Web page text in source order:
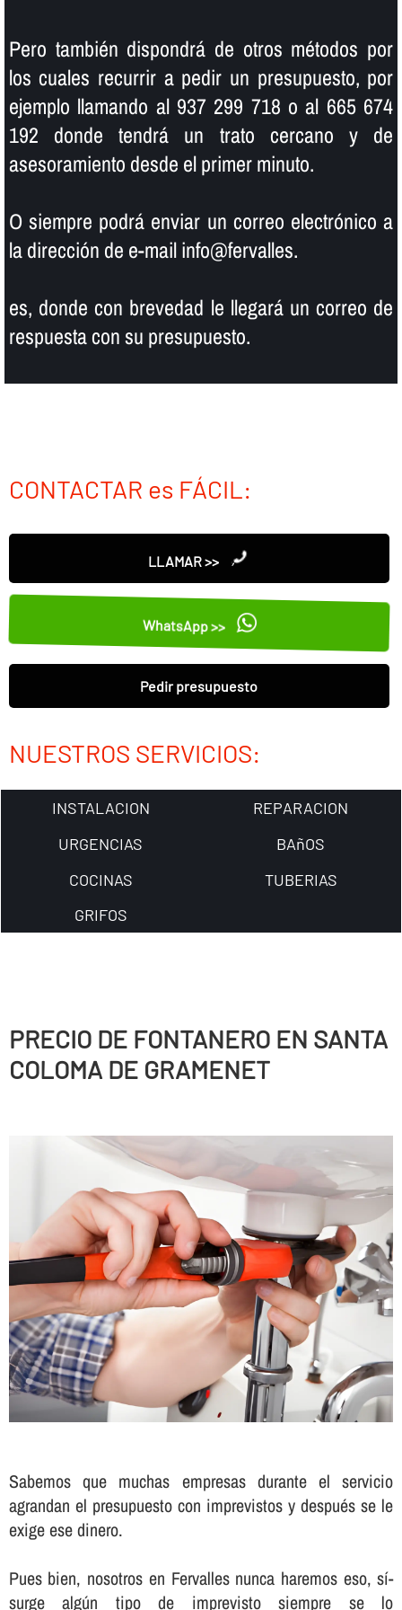
Pero también dispondrá de otros métodos por
los cuales recurrir a pedir un presupuesto, por
ejemplo llamando al 937 299 718 o al 665 674
192 donde tendrá un trato cercano y de
asesoramiento desde el primer minuto.
O siempre podrá enviar un correo electrónico a
la dirección de e-mail info@fervalles.
es, donde con brevedad le llegará un correo de
respuesta con su presupuesto.
CONTACTAR es FÁCIL:
LLAMAR >>
WhatsApp >>
Pedir presupuesto
NUESTROS SERVICIOS:
INSTALACION
REPARACION
URGENCIAS
BAñOS
COCINAS
TUBERIAS
GRIFOS
PRECIO DE FONTANERO EN SANTA
COLOMA DE GRAMENET
Sabemos que muchas empresas durante el servicio
agrandan el presupuesto con imprevistos y después se le
exige ese dinero.
Pues bien, nosotros en Fervalles nunca haremos eso, sí­
surge algún tipo de imprevisto siempre se lo